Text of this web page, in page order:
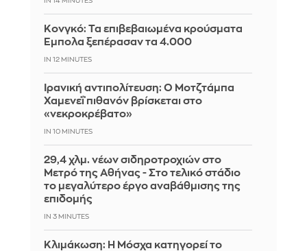
Κονγκό: Τα επιβεβαιωμένα κρούσματα
Έμπολα ξεπέρασαν τα 4.000
IN 12 MINUTES
Ιρανική αντιπολίτευση: Ο Μοτζτάμπα
Χαμενεΐ πιθανόν βρίσκεται στο
«νεκροκρέβατο»
IN 10 MINUTES
29,4 χλμ. νέων σιδηροτροχιών στο
Μετρό της Αθήνας - Στο τελικό στάδιο
το μεγαλύτερο έργο αναβάθμισης της
επιδομής
IN 3 MINUTES
Κλιμάκωση: Η Μόσχα κατηγορεί το